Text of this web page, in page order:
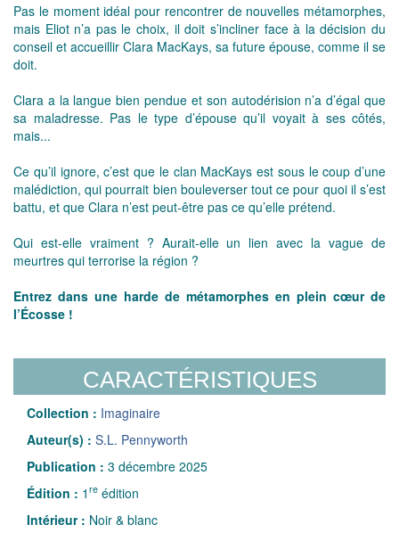
Pas le moment idéal pour rencontrer de nouvelles métamorphes,
mais Eliot n’a pas le choix, il doit s’incliner face à la décision du
conseil et accueillir Clara MacKays, sa future épouse, comme il se
doit.
Clara a la langue bien pendue et son autodérision n’a d’égal que
sa maladresse. Pas le type d’épouse qu’il voyait à ses côtés,
mais...
Ce qu’il ignore, c’est que le clan MacKays est sous le coup d’une
malédiction, qui pourrait bien bouleverser tout ce pour quoi il s’est
battu, et que Clara n’est peut-être pas ce qu’elle prétend.
Qui est-elle vraiment ? Aurait-elle un lien avec la vague de
meurtres qui terrorise la région ?
Entrez dans une harde de métamorphes en plein cœur de
l’Écosse !
CARACTÉRISTIQUES
Collection : Imaginaire
Auteur(s) : S.L. Pennyworth
Publication : 3 décembre 2025
Édition : 1 re édition
Intérieur : Noir & blanc